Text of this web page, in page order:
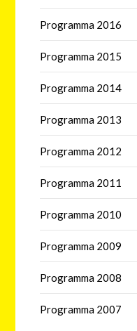
Programma 2016
Programma 2015
Programma 2014
Programma 2013
Programma 2012
Programma 2011
Programma 2010
Programma 2009
Programma 2008
Programma 2007